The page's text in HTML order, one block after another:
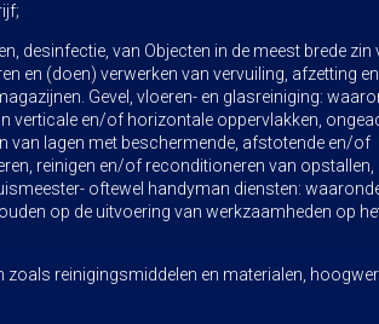
desinfectie, van Objecten in de meest brede zin
en (doen) verwerken van vervuiling, afzetting en
Gevel, vloeren- en glasreiniging:
verticale en/of horizontale oppervlakken,
van lagen met beschermende, afstotende en/of
reinigen en/of reconditioneren van opstallen,
oftewel handyman diensten:
op de uitvoering van werkzaamheden op
reinigingsmiddelen en materialen,